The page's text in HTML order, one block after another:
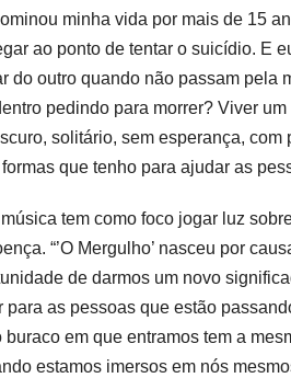
minha vida por mais de 15
ao ponto de tentar o suicídio. E
do outro quando não passam pela
pedindo para morrer? Viver
solitário, sem esperança,
que tenho para ajudar as
tem como foco jogar luz
“’O Mergulho’ nasceu por
de darmos um novo
para as pessoas que estão
buraco em que entramos tem a
estamos imersos em nós